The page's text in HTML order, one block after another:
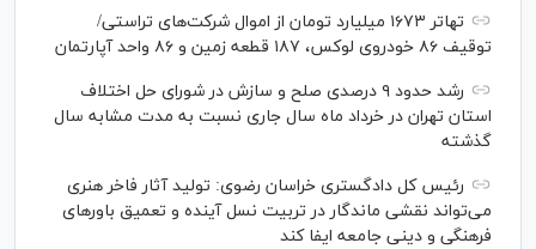
تهاتر ۱۶۷۳ میلیارد تومان از اموال شرکت‌های تراستی/
توقیف ۸۶ خودروی لوکس، ۱۸۷ قطعه زمین و ۸۶ واحد آپارتمان
رشد حدود ۹ درصدی صلح و سازش در شورای حل اختلاف
استان تهران در خرداد ماه سال جاری نسبت به مدت مشابه سال
گذشته
رئیس کل دادگستری خراسان رضوی: تولید آثار فاخر هنری
می‌تواند نقشی ماندگار در تربیت نسل آینده و تعمیق باور‌های
فرهنگی و دینی جامعه ایفا کند